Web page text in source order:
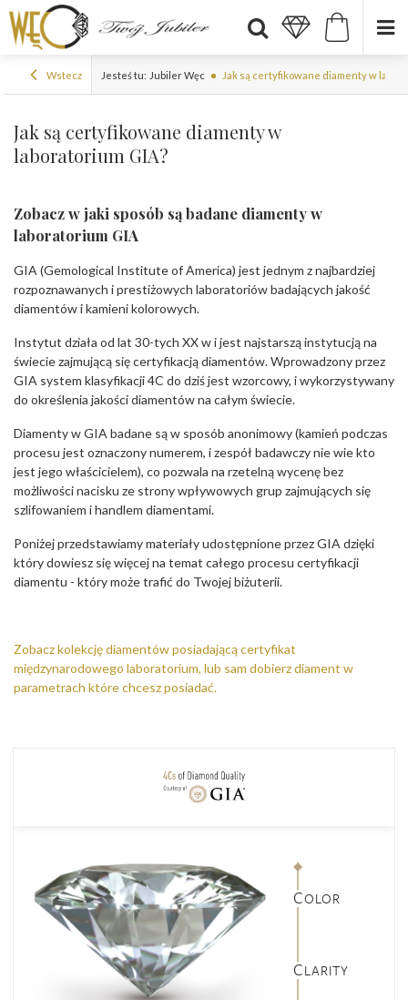
Wstecz Jesteś tu: Jubiler Węc Jak są certyfikowane diamenty w
Jak są certyfikowane diamenty w
laboratorium GIA?
Zobacz w jaki sposób są badane diamenty w
laboratorium GIA
GIA (Gemological Institute of America) jest jednym z najbardziej
rozpoznawanych i prestiżowych laboratoriów badających jakość
diamentów i kamieni kolorowych.
Instytut działa od lat 30-tych XX w i jest najstarszą instytucją na
świecie zajmującą się certyfikacją diamentów. Wprowadzony przez
GIA system klasyfikacji 4C do dziś jest wzorcowy, i wykorzystywany
do określenia jakości diamentów na całym świecie.
Diamenty w GIA badane są w sposób anonimowy (kamień podczas
procesu jest oznaczony numerem, i zespół badawczy nie wie kto
jest jego właścicielem), co pozwala na rzetelną wycenę bez
możliwości nacisku ze strony wpływowych grup zajmujących się
szlifowaniem i handlem diamentami.
Poniżej przedstawiamy materiały udostępnione przez GIA dzięki
który dowiesz się więcej na temat całego procesu certyfikacji
diamentu - który może trafić do Twojej biżuterii.
Zobacz kolekcję diamentów posiadającą certyfikat
międzynarodowego laboratorium, lub sam dobierz diament w
parametrach które chcesz posiadać.